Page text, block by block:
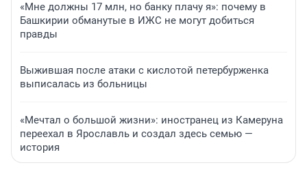
«Мне должны 17 млн, но банку плачу я»: почему в
Башкирии обманутые в ИЖС не могут добиться
правды
Выжившая после атаки с кислотой петербурженка
выписалась из больницы
«Мечтал о большой жизни»: иностранец из Камеруна
переехал в Ярославль и создал здесь семью —
история